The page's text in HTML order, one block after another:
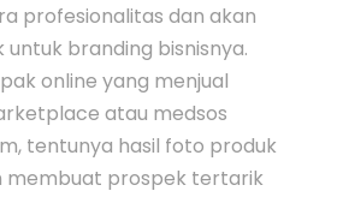
profesionalitas dan akan
branding bisnisnya.
online yang menjual
atau medsos
tentunya hasil foto produk
membuat prospek tertarik